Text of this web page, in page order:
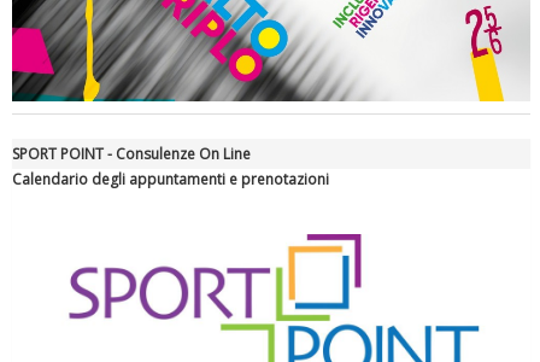
Tiziano Pesce a Radio InBlu2000 traccia il bilancio della stagione
SPORT POINT - Consulenze On Line
Calendario degli appuntamenti e prenotazioni